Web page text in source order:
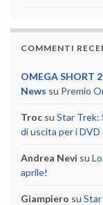
COMMENTI
OMEGA SHORT
News su Premio
Troc su Star Trek:
di uscita per i DVD
Andrea Nevi su
aprile!
Giampiero su